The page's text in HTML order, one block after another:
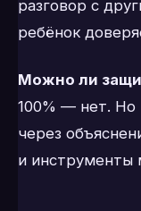
разговор с
ребёнок
Можно ли
100% — нет. Но
через
и инструменты